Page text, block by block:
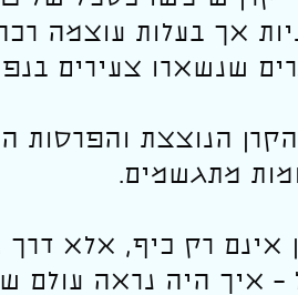
אך בעלות עוצמה
שנשארו צעירים
הנוצצת והפרסות
מתגשמים.
אינם רק כיף, אלא
איך היה נראה עולם